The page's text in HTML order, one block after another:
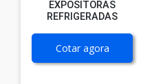
EXPOSITORAS
REFRIGERADAS
Cotar agora